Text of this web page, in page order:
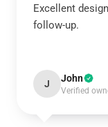
Excellent
follow-up.
J John
Verified